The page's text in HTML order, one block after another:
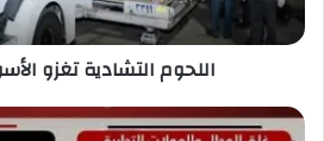
اللحوم التشادية تغزو